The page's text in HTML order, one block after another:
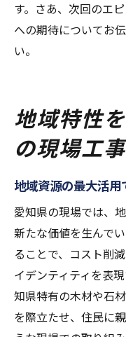
す。さあ、次回のエ
への期待についてお
い。
地域特性
の現場工
地域資源の最大活
愛知県の現場では、
新たな価値を生んで
ることで、コスト削
イデンティティを表
知県特有の木材や石
を際立たせ、住民に